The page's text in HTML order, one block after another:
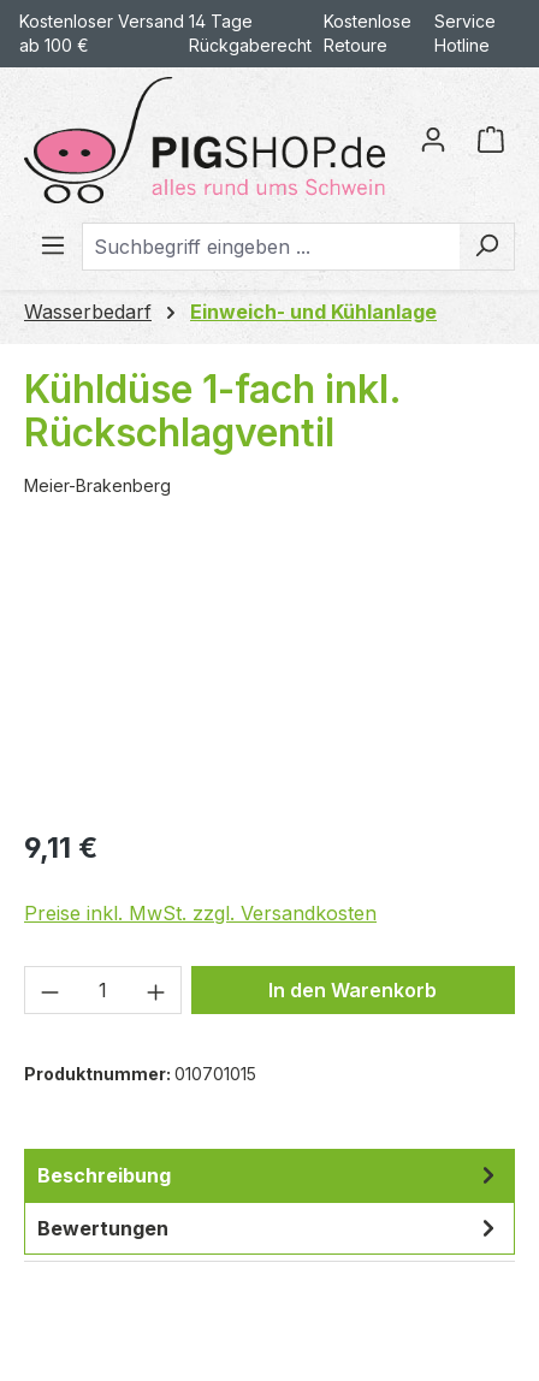
springen
Kostenloser Versand
ab 100 €
14 Tage
Rückgaberecht
Kostenlose
Retoure
Service
Hotline
Wasserbedarf Einweich- und Kühlanlage
Kühldüse 1-fach inkl.
Rückschlagventil
Meier-Brakenberg
9,11 €
Preise inkl. MwSt. zzgl. Versandkosten
Produkt Anzahl: Gib den gewünschten
In den Warenkorb
Produktnummer: 010701015
Beschreibung
Bewertungen